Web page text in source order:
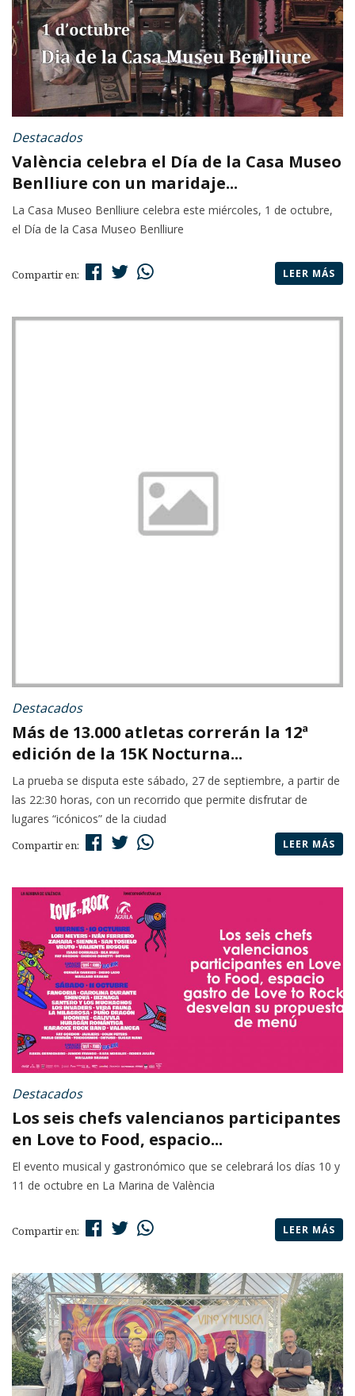
Destacados
València celebra el Día de la Casa Museo
Benlliure con un maridaje...
La Casa Museo Benlliure celebra este miércoles, 1 de octubre,
el Día de la Casa Museo Benlliure
Compartir en: LEER MÁS
Destacados
Más de 13.000 atletas correrán la 12ª
edición de la 15K Nocturna...
La prueba se disputa este sábado, 27 de septiembre, a partir de
las 22:30 horas, con un recorrido que permite disfrutar de
lugares “icónicos” de la ciudad
Compartir en: LEER MÁS
Destacados
Los seis chefs valencianos participantes
en Love to Food, espacio...
El evento musical y gastronómico que se celebrará los días 10 y
11 de octubre en La Marina de València
Compartir en: LEER MÁS